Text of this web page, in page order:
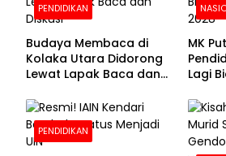
PENDIDIKAN
Budaya Membaca di
Kolaka Utara Didorong
Lewat Lapak Baca dan
MK
Lagi
PENDIDIKAN